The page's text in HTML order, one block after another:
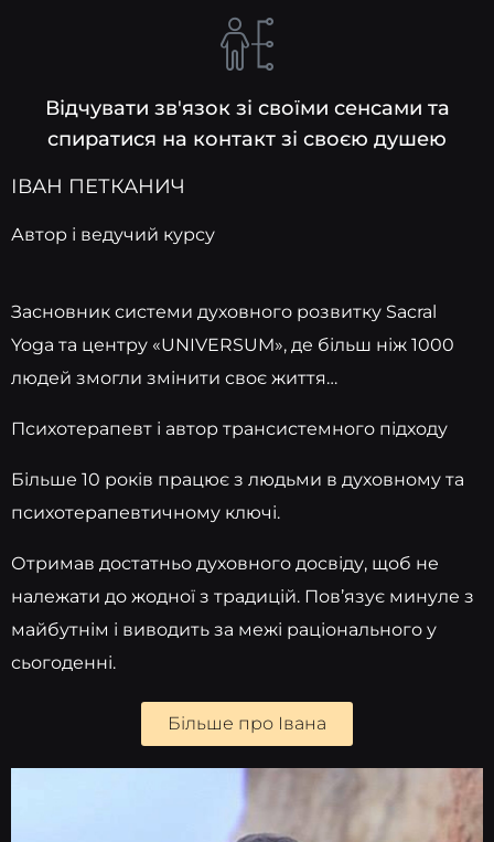
Відчувати зв'язок зі своїми сенсами та
спиратися на контакт зі своєю душею
ІВАН ПЕТКАНИЧ
Автор і ведучий курсу
Засновник системи духовного розвитку Sacral
Yoga та центру «UNIVERSUM», де більш ніж 1000
людей змогли змінити своє життя…
Психотерапевт і автор трансистемного підходу
Більше 10 років працює з людьми в духовному та
психотерапевтичному ключі.
Отримав достатньо духовного досвіду, щоб не
належати до жодної з традицій. Пов’язує минуле з
майбутнім і виводить за межі раціонального у
сьогоденні.
Більше про Івана